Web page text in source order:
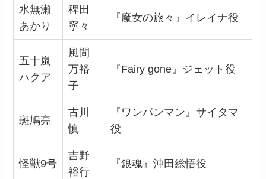
水無瀬
あかり
稗田
寧々
『魔女の旅々』イレイナ役
五十嵐
ハクア
風間
万裕
子
『Fairy gone』ジェット役
斑鳩亮
古川
慎
『ワンパンマン』サイタマ
役
怪獣9号
吉野
裕行
『銀魂』沖田総悟役